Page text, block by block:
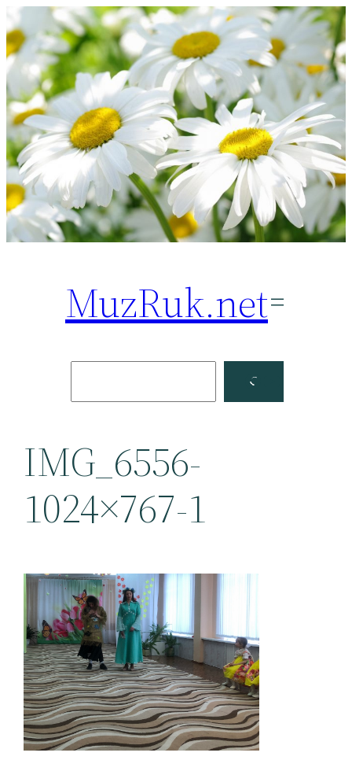
Перейти
к
содержимому
MuzRuk.net
Facebook
IMG_6556-
1024×767-1